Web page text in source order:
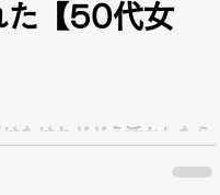
ペア診断
た【50代女
たけれどどう活かしたら